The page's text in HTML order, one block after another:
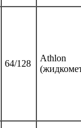
64/128
Athlon